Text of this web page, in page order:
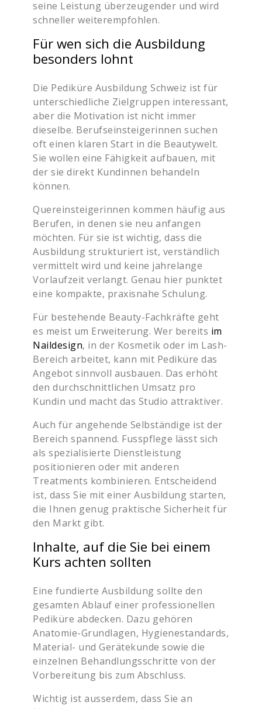
seine Leistung überzeugender und wird
schneller weiterempfohlen.
Für wen sich die Ausbildung
besonders lohnt
Die Pediküre Ausbildung Schweiz ist für
unterschiedliche Zielgruppen interessant,
aber die Motivation ist nicht immer
dieselbe. Berufseinsteigerinnen suchen
oft einen klaren Start in die Beautywelt.
Sie wollen eine Fähigkeit aufbauen, mit
der sie direkt Kundinnen behandeln
können.
Quereinsteigerinnen kommen häufig aus
Berufen, in denen sie neu anfangen
möchten. Für sie ist wichtig, dass die
Ausbildung strukturiert ist, verständlich
vermittelt wird und keine jahrelange
Vorlaufzeit verlangt. Genau hier punktet
eine kompakte, praxisnahe Schulung.
Für bestehende Beauty-Fachkräfte geht
es meist um Erweiterung. Wer bereits im
Naildesign, in der Kosmetik oder im Lash-
Bereich arbeitet, kann mit Pediküre das
Angebot sinnvoll ausbauen. Das erhöht
den durchschnittlichen Umsatz pro
Kundin und macht das Studio attraktiver.
Auch für angehende Selbständige ist der
Bereich spannend. Fusspflege lässt sich
als spezialisierte Dienstleistung
positionieren oder mit anderen
Treatments kombinieren. Entscheidend
ist, dass Sie mit einer Ausbildung starten,
die Ihnen genug praktische Sicherheit für
den Markt gibt.
Inhalte, auf die Sie bei einem
Kurs achten sollten
Eine fundierte Ausbildung sollte den
gesamten Ablauf einer professionellen
Pediküre abdecken. Dazu gehören
Anatomie-Grundlagen, Hygienestandards,
Material- und Gerätekunde sowie die
einzelnen Behandlungsschritte von der
Vorbereitung bis zum Abschluss.
Wichtig ist ausserdem, dass Sie an